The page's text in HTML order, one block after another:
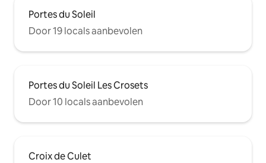
Portes du Soleil
Door 19 locals aanbevolen
Portes du Soleil Les Crosets
Door 10 locals aanbevolen
Croix de Culet